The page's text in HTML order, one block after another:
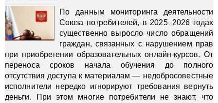
По данным мониторинга деятельности
Союза потребителей, в 2025–2026 годах
существенно выросло число обращений
граждан, связанных с нарушением прав
при приобретении образовательных онлайн-курсов. От
переноса сроков начала обучения до полного
отсутствия доступа к материалам — недобросовестные
исполнители нередко игнорируют требования вернуть
деньги. При этом многие потребители не знают, что